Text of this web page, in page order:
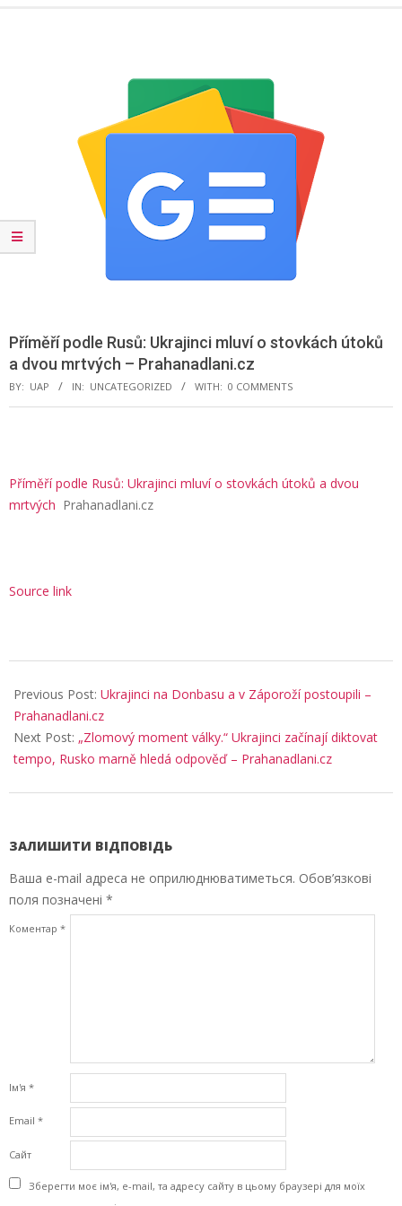
Příměří podle Rusů: Ukrajinci mluví o stovkách útoků
a dvou mrtvých – Prahanadlani.cz
BY: UAP IN: UNCATEGORIZED WITH: 0 COMMENTS
Příměří podle Rusů: Ukrajinci mluví o stovkách útoků a dvou
mrtvých Prahanadlani.cz
Source link
05-
11
Previous Post: Ukrajinci na Donbasu a v Záporoží postoupili –
Prahanadlani.cz
Next Post: „Zlomový moment války.“ Ukrajinci začínají diktovat
tempo, Rusko marně hledá odpověď – Prahanadlani.cz
ЗАЛИШИТИ ВІДПОВІДЬ
Ваша e-mail адреса не оприлюднюватиметься. Обов’язкові
поля позначені *
Коментар *
Ім'я *
Email *
Сайт
Зберегти моє ім'я, e-mail, та адресу сайту в цьому браузері для моїх